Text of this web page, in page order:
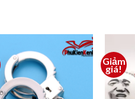
Giảm
giá!